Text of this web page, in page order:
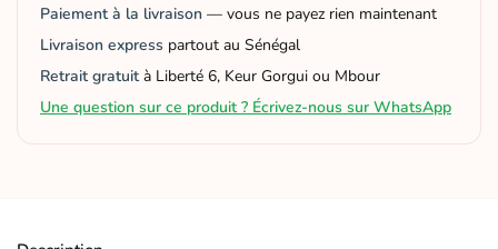
Paiement à la livraison — vous ne payez rien maintenant
Livraison express partout au Sénégal
Retrait gratuità Liberté 6, Keur Gorgui ou Mbour
Une question sur ce produit ? Écrivez-nous sur WhatsApp